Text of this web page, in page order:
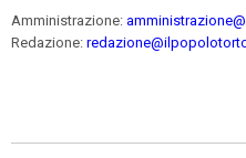
Amministrazione:
Redazione: